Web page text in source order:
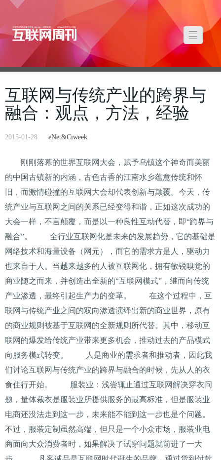
互联网与传统产业的跨界与
融合：观点，方法，经验
2015-01-28 eNet&Ciweek
刚刚落幕的世界互联网大会，赋予乌镇这个神奇而美丽
的中国古镇新的内涵，古色古香的江南水乡蕴意传统和怀
旧，而激情碰撞的互联网大会却代表创新与颠覆。今天，传
统产业与互联网之间的关系已经变得和谐，正如这次成功的
大会一样，不言颠覆，而是以一种良性互动代替，即“跨界与
融合”。 全行业互联网化是未来的发展趋势，它的基础是
网络技术和海量设备（网元），而它的需求方是人，驱动力
也来自于人。当越来越多的人被互联网化，拥有敏锐嗅觉的
商业随之而来，并创造出全新的“互联网模式”，继而向传统
产业渗透，最终引起生产力的变革。 在这个过程中，互
联网与传统产业之间的双向渗透演绎出新的商业世界，原有
的商业规则被基于互联网的全新规则所代替。其中，移动互
联网的爆发给传统产业带来更多机会，推动过去的产品模式
向服务模式转变。 人是商业的需求者和推动者，因此我
们讨论互联网与传统产业的跨界与融合的时候，先从人的衣
食住行开始。 服装业：浅尝辄止通过互联网解决穿衣问
题，量体裁衣是服装业所提供服务的最高标准，但是服装业
电商还没法走到这一步，未来能不能到这一步也是个问题。
不过，服装定制虽然高端，但只是一个小众市场，服装业电
商面向大众消费者时，如果解决了试穿问题就前进了一大